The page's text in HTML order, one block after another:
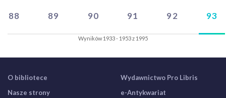
88 89 90 91 92 93
Wyników 1933 - 1953 z 1995
O bibliotece
Nasze strony
Wydawnictwo Pro Libris
e-Antykwariat